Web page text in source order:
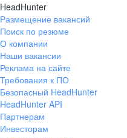
HeadHunter
Размещение вакансий
Поиск по резюме
О компании
Наши вакансии
Реклама на сайте
Требования к ПО
Безопасный HeadHunter
HeadHunter API
Партнерам
Инвесторам